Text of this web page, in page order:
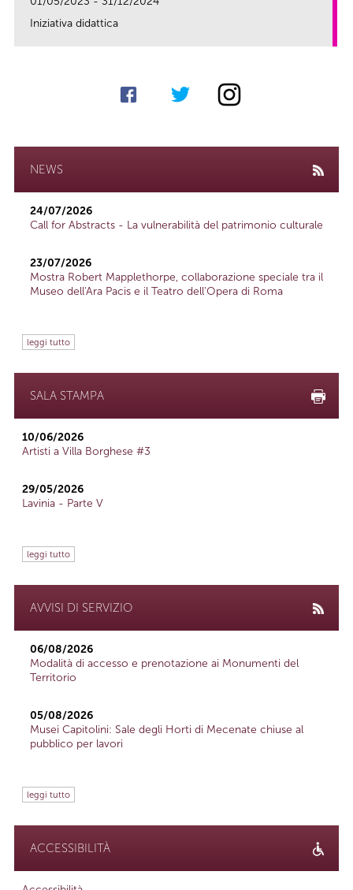
Iniziativa didattica
NEWS
24/07/2026
Call for Abstracts - La vulnerabilità del patrimonio culturale
23/07/2026
Mostra Robert Mapplethorpe, collaborazione speciale tra il
Museo dell'Ara Pacis e il Teatro dell'Opera di Roma
leggi tutto
SALA STAMPA
10/06/2026
Artisti a Villa Borghese #3
29/05/2026
Lavinia - Parte V
leggi tutto
AVVISI DI SERVIZIO
06/08/2026
Modalità di accesso e prenotazione ai Monumenti del
Territorio
05/08/2026
Musei Capitolini: Sale degli Horti di Mecenate chiuse al
pubblico per lavori
leggi tutto
ACCESSIBILITÀ